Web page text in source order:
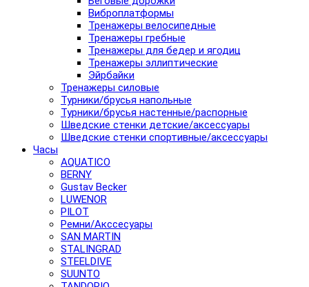
Виброплатформы
Тренажеры велосипедные
Тренажеры гребные
Тренажеры для бедер и ягодиц
Тренажеры эллиптические
Эйрбайки
Тренажеры силовые
Турники/брусья напольные
Турники/брусья настенные/распорные
Шведские стенки детские/аксессуары
Шведские стенки спортивные/аксессуары
Часы
AQUATICO
BERNY
Gustav Becker
LUWENOR
PILOT
Pемни/Акссесуары
SAN MARTIN
STALINGRAD
STEELDIVE
SUUNTO